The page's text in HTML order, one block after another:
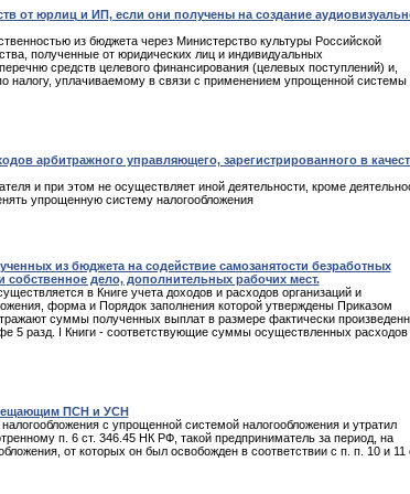
от юрлиц и ИП, если они получены на создание
из бюджета через Министерство культуры Российской
полученные от юридических лиц и индивидуальных
средств целевого финансирования (целевых поступлений) и,
налогу, уплачиваемому в связи с применением упрощенной системы
арбитражного управляющего, зарегистрированного в
и при этом не осуществляет иной деятельности, кроме
упрощенную систему налогообложения
из бюджета на содействие самозанятости безработных
дело, дополнительных рабочих мест.
в Книге учета доходов и расходов организаций и
форма и Порядок заполнения которой утверждены Приказом
суммы полученных выплат в размере фактически
5 разд. I Книги - соответствующие суммы осуществленных расходов
ПСН и УСН
с упрощенной системой налогообложения и утратил
п. 6 ст. 346.45 НК РФ, такой предприниматель за период, на
от которых он был освобожден в соответствии с п. п. 10 и 11